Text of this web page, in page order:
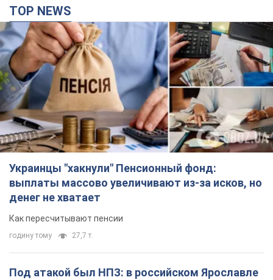
TOP NEWS
Украинцы "хакнули" Пенсионный фонд:
выплаты массово увеличивают из-за исков, но
денег не хватает
Как пересчитывают пенсии
годину тому 27,7 т.
Под атакой был НПЗ: в российском Ярославле